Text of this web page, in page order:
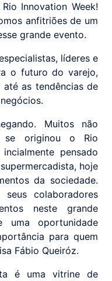
Innovation Week!
anfitriões de um
grande evento.
líderes e
o futuro do varejo,
as tendências de
Muitos não
se originou o Rio
pensado
hoje
da sociedade.
colaboradores
neste grande
uma oportunidade
para quem
Fábio Queiróz.
é uma vitrine de